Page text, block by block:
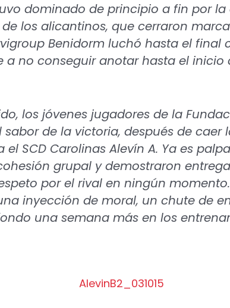
dominado de principio a fin por la
los alicantinos, que cerraron
Benidorm luchó hasta el final
a no conseguir anotar hasta el inicio
los jóvenes jugadores de la
de la victoria, después de caer
SCD Carolinas Alevín A. Ya es
grupal y demostraron
por el rival en ningún
inyección de moral, un chute de
una semana más en los